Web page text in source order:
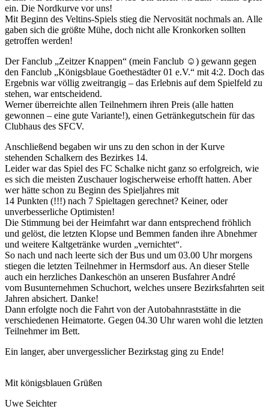
ein. Die Nordkurve vor uns!
Mit Beginn des Veltins-Spiels stieg die Nervosität nochmals an. Alle
gaben sich die größte Mühe, doch nicht alle Kronkorken sollten
getroffen werden!
Der Fanclub „Zeitzer Knappen“ (mein Fanclub ☺) gewann gegen
den Fanclub „Königsblaue Goethestädter 01 e.V.“ mit 4:2. Doch das
Ergebnis war völlig zweitrangig – das Erlebnis auf dem Spielfeld zu
stehen, war entscheidend.
Werner überreichte allen Teilnehmern ihren Preis (alle hatten
gewonnen – eine gute Variante!), einen Getränkegutschein für das
Clubhaus des SFCV.
Anschließend begaben wir uns zu den schon in der Kurve
stehenden Schalkern des Bezirkes 14.
Leider war das Spiel des FC Schalke nicht ganz so erfolgreich, wie
es sich die meisten Zuschauer logischerweise erhofft hatten. Aber
wer hätte schon zu Beginn des Spieljahres mit
14 Punkten (!!!) nach 7 Spieltagen gerechnet? Keiner, oder
unverbesserliche Optimisten!
Die Stimmung bei der Heimfahrt war dann entsprechend fröhlich
und gelöst, die letzten Klopse und Bemmen fanden ihre Abnehmer
und weitere Kaltgetränke wurden „vernichtet“.
So nach und nach leerte sich der Bus und um 03.00 Uhr morgens
stiegen die letzten Teilnehmer in Hermsdorf aus. An dieser Stelle
auch ein herzliches Dankeschön an unseren Busfahrer André
vom Busunternehmen Schuchort, welches unsere Bezirksfahrten seit
Jahren absichert. Danke!
Dann erfolgte noch die Fahrt von der Autobahnraststätte in die
verschiedenen Heimatorte. Gegen 04.30 Uhr waren wohl die letzten
Teilnehmer im Bett.
Ein langer, aber unvergesslicher Bezirkstag ging zu Ende!
Mit königsblauen Grüßen
Uwe Seichter